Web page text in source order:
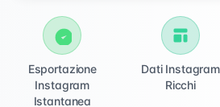
Esportazione
Instagram
Istantanea
Dati Instagram
Ricchi